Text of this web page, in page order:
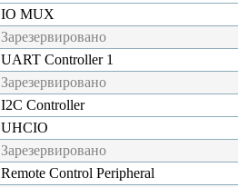
IO MUX
Зарезервировано
UART Controller 1
Зарезервировано
I2C Controller
UHCIO
Зарезервировано
Remote Control Peripheral